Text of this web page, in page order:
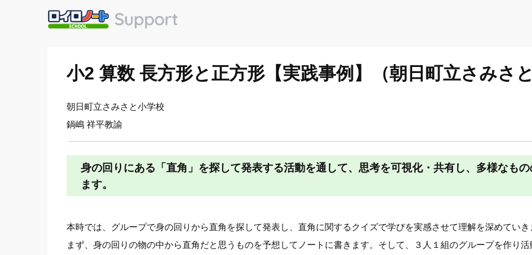
小2 算数 長方形と正方形【実践事例】（朝日町立さみさ
朝日町立さみさと小学校
鍋嶋 祥平教諭
身の回りにある「直角」を探して発表する活動を通して、思考を可視化・共有し、多様なも
ます。
本時では、グループで身の回りから直角を探して発表し、直角に関するクイズで学びを実感させて理解を深めていき
まず、身の回りの物の中から直角だと思うものを予想してノートに書きます。そして、３人１組のグループを作り